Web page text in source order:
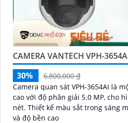
CAMERA VANTECH VPH-
30%
6,800,000 ₫
Camera quan sát VPH-3654AI là
cao với độ phân giải 5.0 MP, cho
nét. Thiết kế màu sắt trong sáng mang lại tính thẩm mỹ
và độ bền cao